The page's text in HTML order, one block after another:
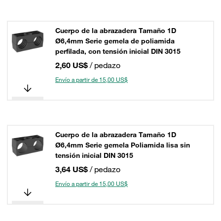
Cuerpo de la abrazadera Tamaño 1D
Ø6,4mm Serie gemela de poliamida
perfilada, con tensión inicial DIN 3015
2,60 US$ / pedazo
Envío a partir de 15,00 US$
Cuerpo de la abrazadera Tamaño 1D
Ø6,4mm Serie gemela Poliamida lisa sin
tensión inicial DIN 3015
3,64 US$ / pedazo
Envío a partir de 15,00 US$